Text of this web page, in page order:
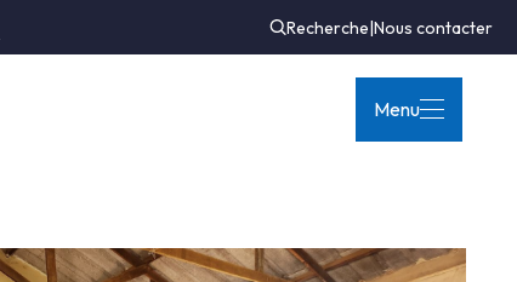
Recherche|Nous contacter
Menu